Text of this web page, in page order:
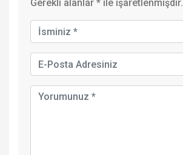
Gerekli alanlar * ile işaretlenmişdir.